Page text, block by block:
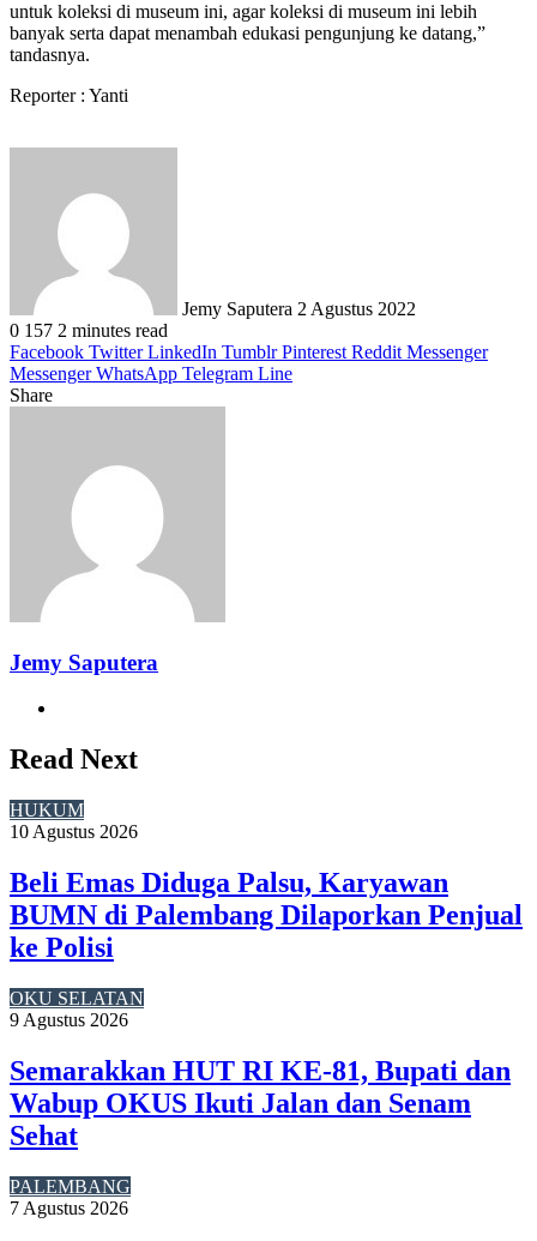
untuk koleksi di museum ini, agar koleksi di museum ini lebih
banyak serta dapat menambah edukasi pengunjung ke datang,”
tandasnya.
Reporter : Yanti
Jemy Saputera 2 Agustus 2022
0 157 2 minutes read
Facebook Twitter LinkedIn Tumblr Pinterest Reddit Messenger
Messenger WhatsApp Telegram Line
Share
Jemy Saputera
Read Next
HUKUM
10 Agustus 2026
Beli Emas Diduga Palsu, Karyawan
BUMN di Palembang Dilaporkan Penjual
ke Polisi
OKU SELATAN
9 Agustus 2026
Semarakkan HUT RI KE-81, Bupati dan
Wabup OKUS Ikuti Jalan dan Senam
Sehat
PALEMBANG
7 Agustus 2026